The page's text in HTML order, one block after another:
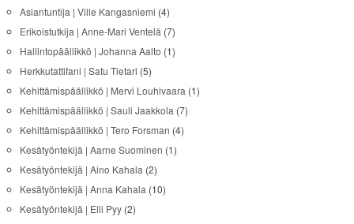
Asiantuntija | Ville Kangasniemi (4)
Erikoistutkija | Anne-Mari Ventelä (7)
Hallintopäällikkö | Johanna Aalto (1)
Herkkutattifani | Satu Tietari (5)
Kehittämispäällikkö | Mervi Louhivaara (1)
Kehittämispäällikkö | Sauli Jaakkola (7)
Kehittämispäällikkö | Tero Forsman (4)
Kesätyöntekijä | Aarne Suominen (1)
Kesätyöntekijä | Aino Kahala (2)
Kesätyöntekijä | Anna Kahala (10)
Kesätyöntekijä | Elli Pyy(2)